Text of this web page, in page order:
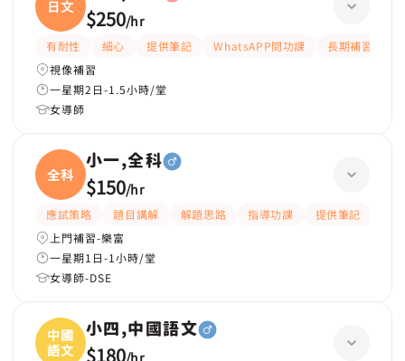
日文 $250/hr
有耐性 細心 提供筆記 WhatsAPP問功課
長期補習
視像補習
一星期2日-1.5小時/堂
女導師
全科
小一,全科
$150/hr
應試策略 題目講解 解題思路 指導功課 提供筆記
上門補習-樂富
一星期1日-1小時/堂
女導師-DSE
中國
語文
小四,中國語文
$180/hr